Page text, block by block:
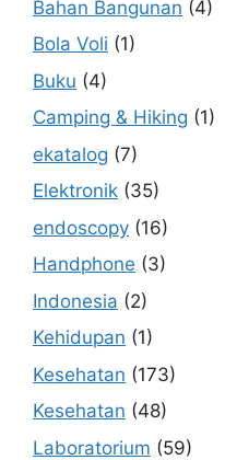
Bahan Bangunan (4)
Bola Voli (1)
Buku (4)
Camping & Hiking (1)
ekatalog (7)
Elektronik (35)
endoscopy (16)
Handphone (3)
Indonesia (2)
Kehidupan (1)
Kesehatan (173)
Kesehatan (48)
Laboratorium (59)